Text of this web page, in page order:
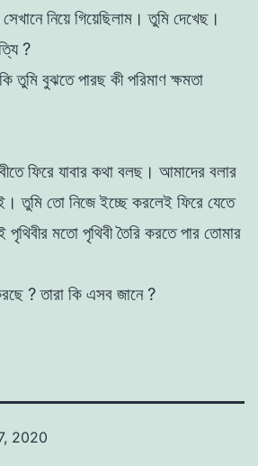
নিয়ে গিয়েছিলাম। তুমি দেখেছ।
?
কিতুমি বুঝতে পারছ কী পরিমাণ ক্ষমতা
ফিরে যাবার কথা বলছ। আমাদের বলার
তুমি তো নিজেইচ্ছেকরলেই ফিরে যেতে
মতাে পৃথিবী তৈরি করতে পার তােমার
? তারা কি এসব জানে ?
2020